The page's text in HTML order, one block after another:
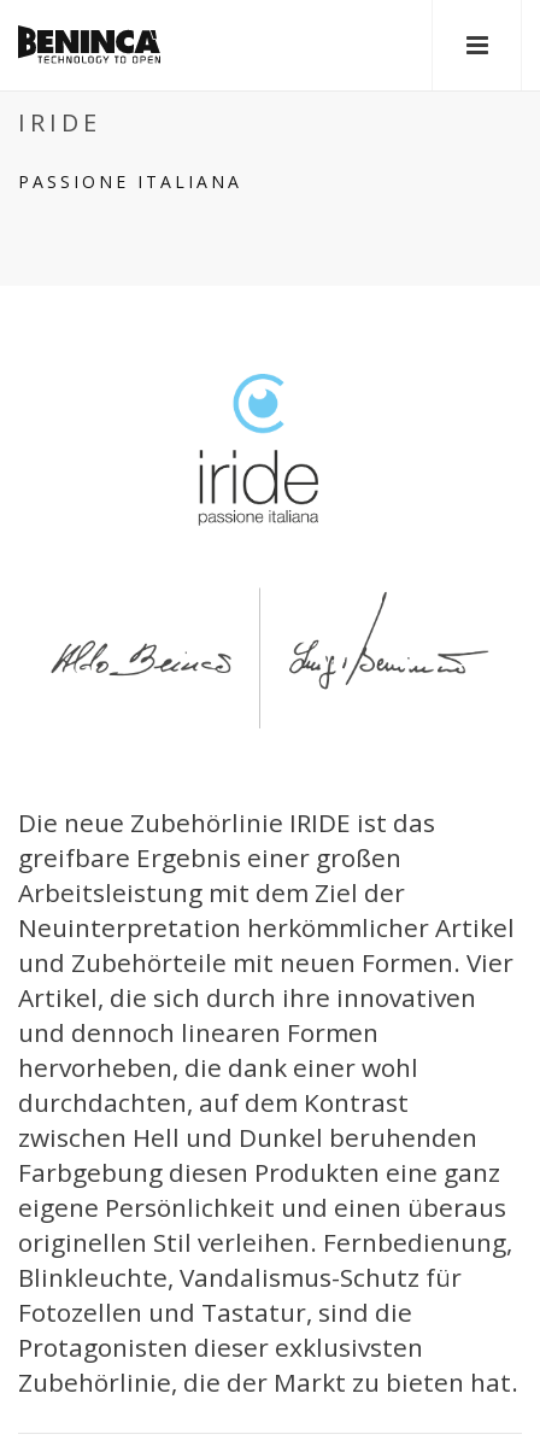
IRIDE
PASSIONE ITALIANA
Die neue Zubehörlinie IRIDE ist das
greifbare Ergebnis einer großen
Arbeitsleistung mit dem Ziel der
Neuinterpretation herkömmlicher Artikel
und Zubehörteile mit neuen Formen. Vier
Artikel, die sich durch ihre innovativen
und dennoch linearen Formen
hervorheben, die dank einer wohl
durchdachten, auf dem Kontrast
zwischen Hell und Dunkel beruhenden
Farbgebung diesen Produkten eine ganz
eigene Persönlichkeit und einen überaus
originellen Stil verleihen. Fernbedienung,
Blinkleuchte, Vandalismus-Schutz für
Fotozellen und Tastatur, sind die
Protagonisten dieser exklusivsten
Zubehörlinie, die der Markt zu bieten hat.